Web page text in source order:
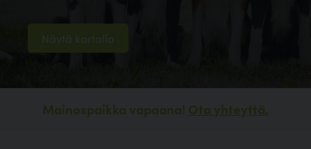
Näytä kartalla
Mainospaikka vapaana! Ota yhteyttä.